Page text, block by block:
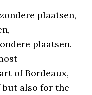
plaatsen,
plaatsen.
of Bordeaux,
also for the